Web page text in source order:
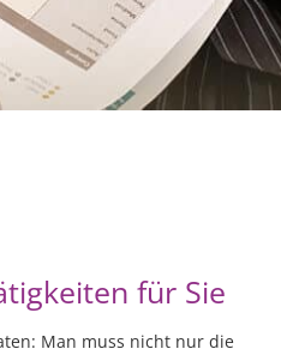
für Sie
Man muss nicht nur die